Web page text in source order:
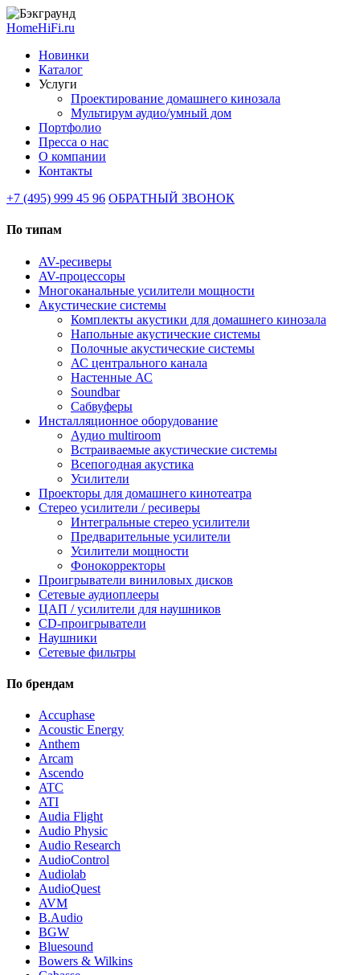
HomeHiFi.ru
Новинки
Каталог
Услуги
Проектирование домашнего кинозала
Мультирум аудио/умный дом
Портфолио
Пресса о нас
О компании
Контакты
+7 (495) 999 45 96 ОБРАТНЫЙ ЗВОНОК
По типам
AV-ресиверы
AV-процессоры
Многоканальные усилители мощности
Акустические системы
Комплекты акустики для домашнего кинозала
Напольные акустические системы
Полочные акустические системы
АС центрального канала
Настенные АС
Soundbar
Сабвуферы
Инсталляционное оборудование
Аудио multiroom
Встраиваемые акустические системы
Всепогодная акустика
Усилители
Проекторы для домашнего кинотеатра
Стерео усилители / ресиверы
Интегральные стерео усилители
Предварительные усилители
Усилители мощности
Фонокорректоры
Проигрыватели виниловых дисков
Сетевые аудиоплееры
ЦАП / усилители для наушников
CD-проигрыватели
Наушники
Сетевые фильтры
По брендам
Accuphase
Acoustic Energy
Anthem
Arcam
Ascendo
ATC
ATI
Audia Flight
Audio Physic
Audio Research
AudioControl
Audiolab
AudioQuest
AVM
B.Audio
BGW
Bluesound
Bowers & Wilkins